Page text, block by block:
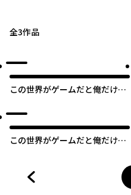
全3作品
この世界がゲームだと俺だけが
この世界がゲームだと俺だけが